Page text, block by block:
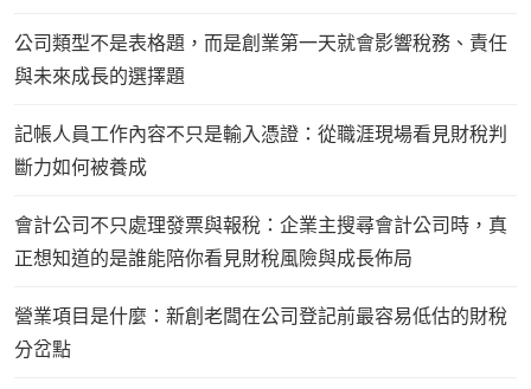
公司類型不是表格題，而是創業第一天就會影響稅務、責任
與未來成長的選擇題
記帳人員工作內容不只是輸入憑證：從職涯現場看見財稅判
斷力如何被養成
會計公司不只處理發票與報稅：企業主搜尋會計公司時，真
正想知道的是誰能陪你看見財稅風險與成長佈局
營業項目是什麼：新創老闆在公司登記前最容易低估的財稅
分岔點